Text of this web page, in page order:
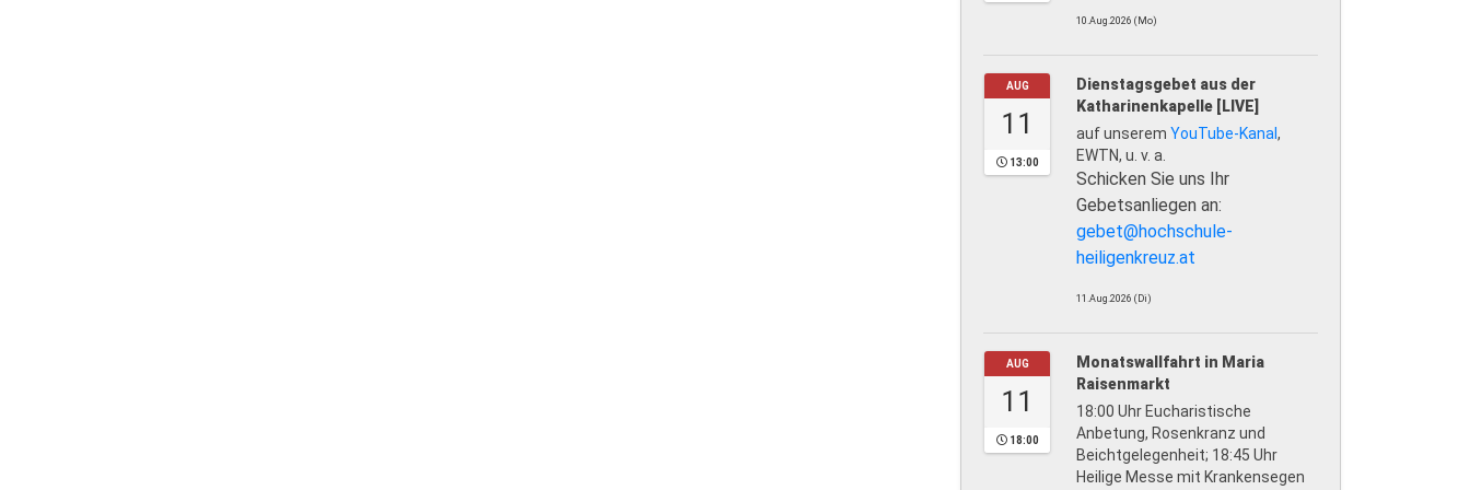
10.Aug.2026 (Mo)
AUG
11
13:00
Dienstagsgebet aus der
Katharinenkapelle [LIVE]
auf unserem YouTube-Kanal ,
EWTN, u. v. a.
Schicken Sie uns Ihr
Gebetsanliegen an:
gebet@hochschule-
heiligenkreuz.at
11.Aug.2026 (Di)
AUG
11
18:00
Monatswallfahrt in Maria
Raisenmarkt
18:00 Uhr Eucharistische
Anbetung, Rosenkranz und
Beichtgelegenheit; 18:45 Uhr
Heilige Messe mit Krankensegen